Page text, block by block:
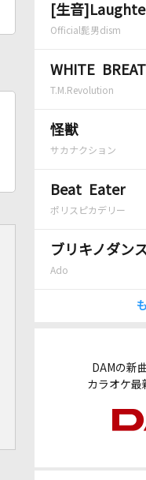
[生音
Official髭男dism
WHITE
T.M.Revolution
怪獣
サカナクション
Beat Eater
ポリスピカデリー
ブリキノダン
Ado
DAMの新
カラオケ最